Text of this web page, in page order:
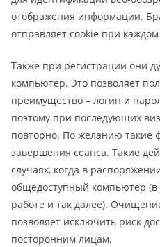
отображения информации.
отправляет cookie при
Также при регистрации они
компьютер. Это позволяет
преимущество – логин и
поэтому при последующих
повторно. По желанию такие
завершения сеанса. Такие
случаях, когда в
общедоступный компьютер (в
работе и так далее).
позволяет исключить риск
посторонним лицам.